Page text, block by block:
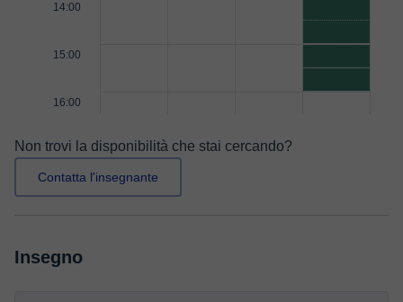
14:00
15:00
16:00
Non trovi la disponibilità che stai cercando?
Contatta l'insegnante
Insegno